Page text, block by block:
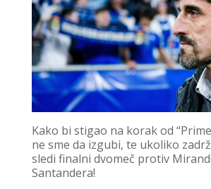
Kako bi stigao na korak od
ne sme da izgubi, te ukoliko
sledi finalni dvomeč protiv
Santandera!